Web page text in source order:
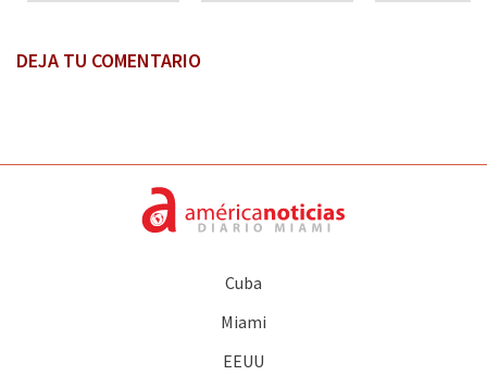
DEJA TU COMENTARIO
Cuba
Miami
EEUU